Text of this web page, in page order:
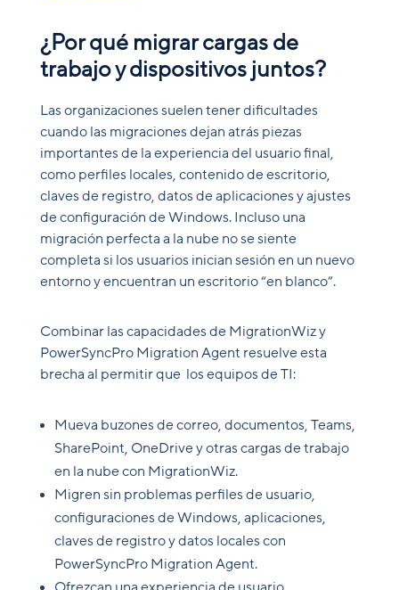
¿Por qué migrar cargas de
trabajo y dispositivos juntos?
Las organizaciones suelen tener dificultades
cuando las migraciones dejan atrás piezas
importantes de la experiencia del usuario final,
como perfiles locales, contenido de escritorio,
claves de registro, datos de aplicaciones y ajustes
de configuración de Windows. Incluso una
migración perfecta a la nube no se siente
completa si los usuarios inician sesión en un nuevo
entorno y encuentran un escritorio “en blanco”.
Combinar las capacidades de MigrationWiz y
PowerSyncPro Migration Agent resuelve esta
brecha al permitir que los equipos de TI:
Mueva buzones de correo, documentos, Teams,
SharePoint, OneDrive y otras cargas de trabajo
en la nube con MigrationWiz.
Migren sin problemas perfiles de usuario,
configuraciones de Windows, aplicaciones,
claves de registro y datos locales con
PowerSyncPro Migration Agent.